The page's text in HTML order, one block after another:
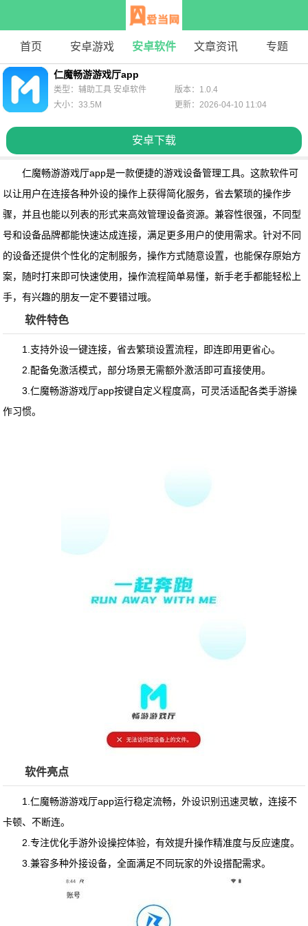
首页 安卓游戏 安卓软件 文章资讯 专题
仁魔畅游游戏厅app
安卓下载
类型：辅助工具 安卓软件
版本：1.0.4
大小：33.5M
更新：2026-04-10 11:04
仁魔畅游游戏厅app是一款便捷的游戏设备管理工具。这款软件可
以让用户在连接各种外设的操作上获得简化服务，省去繁琐的操作步
骤，并且也能以列表的形式来高效管理设备资源。兼容性很强，不同型
号和设备品牌都能快速达成连接，满足更多用户的使用需求。针对不同
的设备还提供个性化的定制服务，操作方式随意设置，也能保存原始方
案，随时打来即可快速使用，操作流程简单易懂，新手老手都能轻松上
手，有兴趣的朋友一定不要错过哦。
软件特色
1.支持外设一键连接，省去繁琐设置流程，即连即用更省心。
2.配备免激活模式，部分场景无需额外激活即可直接使用。
3.仁魔畅游游戏厅app按键自定义程度高，可灵活适配各类手游操
作习惯。
软件亮点
1.仁魔畅游游戏厅app运行稳定流畅，外设识别迅速灵敏，连接不
卡顿、不断连。
2.专注优化手游外设操控体验，有效提升操作精准度与反应速度。
3.兼容多种外接设备，全面满足不同玩家的外设搭配需求。